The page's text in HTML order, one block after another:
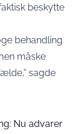
beskytte
behandling
måske
sagde
Nu advarer